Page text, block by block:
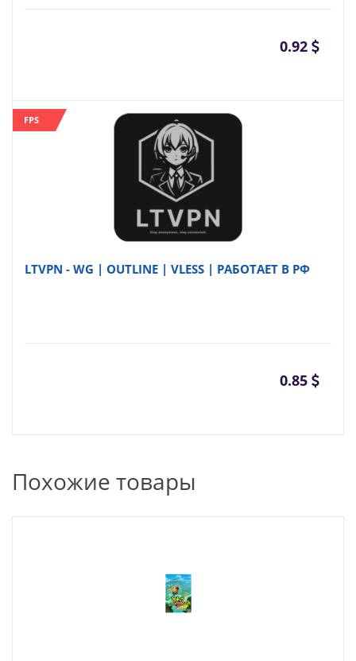
0.92
FPS
LTVPN - WG | OUTLINE | VLESS | РАБОТАЕТ В РФ
0.85
Похожие товары